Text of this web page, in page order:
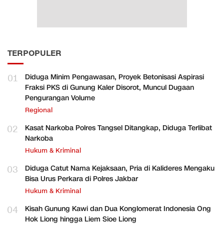
TERPOPULER
01
Diduga Minim Pengawasan, Proyek Betonisasi Aspirasi
Fraksi PKS di Gunung Kaler Disorot, Muncul Dugaan
Pengurangan Volume
Regional
02
Kasat Narkoba Polres Tangsel Ditangkap, Diduga Terlibat
Narkoba
Hukum & Kriminal
03
Diduga Catut Nama Kejaksaan, Pria di Kalideres Mengaku
Bisa Urus Perkara di Polres Jakbar
Hukum & Kriminal
04
Kisah Gunung Kawi dan Dua Konglomerat Indonesia Ong
Hok Liong hingga Liem Sioe Liong